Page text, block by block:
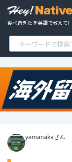
食べ過ぎた を英語で教えて!
yamanakaさん